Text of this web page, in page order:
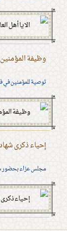
وظيفة المؤمنين
توصية للمؤمنين في
إحياء ذكرى
مجلس عزاء بحضور